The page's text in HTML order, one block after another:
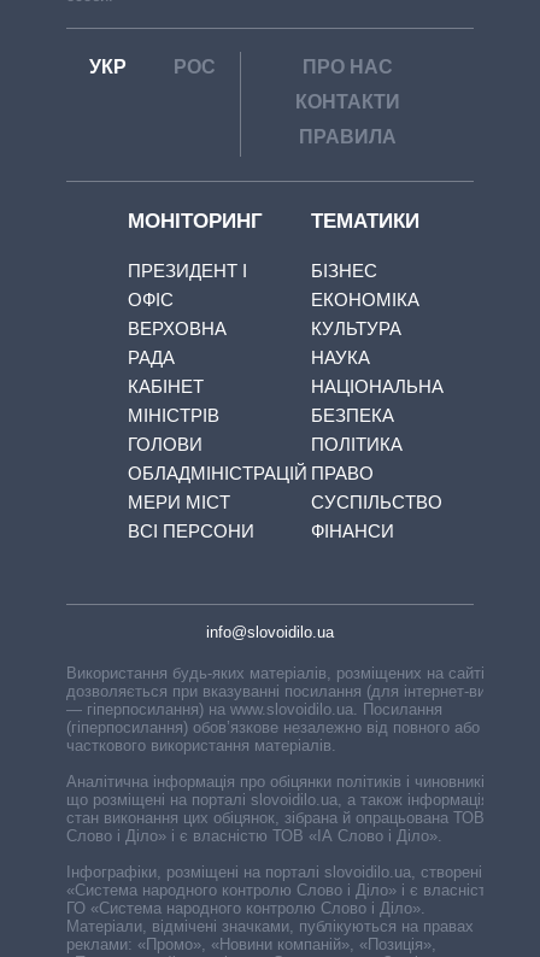
УКР РОС
ПРО НАС
КОНТАКТИ
ПРАВИЛА
МОНІТОРИНГ
ПРЕЗИДЕНТ І
ОФІС
ВЕРХОВНА
РАДА
КАБІНЕТ
МІНІСТРІВ
ГОЛОВИ
ОБЛАДМІНІСТРАЦІЙ
МЕРИ МІСТ
ВСІ ПЕРСОНИ
ТЕМАТИКИ
БІЗНЕС
ЕКОНОМІКА
КУЛЬТУРА
НАУКА
НАЦІОНАЛЬНА
БЕЗПЕКА
ПОЛІТИКА
ПРАВО
СУСПІЛЬСТВО
ФІНАНСИ
info@slovoidilo.ua
Використання будь-яких матеріалів, розміщених на сайті,
дозволяється при вказуванні посилання (для інтернет-видань
— гіперпосилання) на www.slovoidilo.ua. Посилання
(гіперпосилання) обов’язкове незалежно від повного або
часткового використання матеріалів.
Аналітична інформація про обіцянки політиків і чиновників,
що розміщені на порталі slovoidilo.ua, а також інформація про
стан виконання цих обіцянок, зібрана й опрацьована ТОВ «ІА
Слово і Діло» і є власністю ТОВ «ІА Слово і Діло».
Інфографіки, розміщені на порталі slovoidilo.ua, створені ГО
«Система народного контролю Слово і Діло» і є власністю
ГО «Система народного контролю Слово і Діло».
Матеріали, відмічені значками, публікуються на правах
реклами: «Промо», «Новини компаній», «Позиція»,